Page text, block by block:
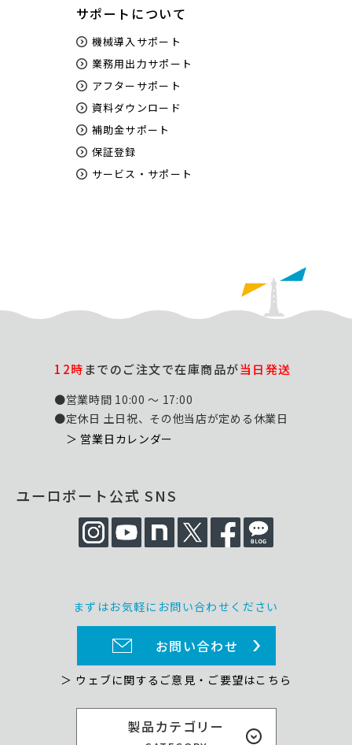
サポートについて
機械導入サポート
業務用出力サポート
アフターサポート
資料ダウンロード
補助金サポート
保証登録
サービス・サポート
製品カテゴリー
12時までのご注文で在庫商品が当日発送
●営業時間 10:00 ～ 17:00
●定休日 土日祝、その他当店が定める休業日
＞ 営業日カレンダー
ユーロポート公式 SNS
まずはお気軽にお問い合わせください
お問い合わせ
＞ ウェブに関するご意見・ご要望はこちら